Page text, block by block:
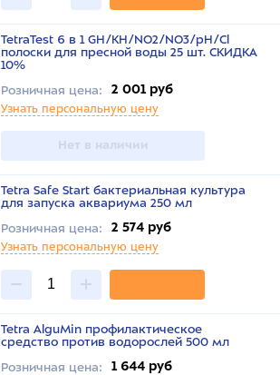
TetraTest 6 в 1 GH/KH/NO2/NO3/pH/Cl
полоски для пресной воды 25 шт. СКИДКА
10%
Розничная цена:
2 001 руб
Узнать персональную цену
Нет в наличии
Tetra Safe Start бактериальная культура
для запуска аквариума 250 мл
Розничная цена:
2 574 руб
Узнать персональную цену
Tetra AlguMin профилактическое
средство против водорослей 500 мл
Розничная цена:
1 644 руб